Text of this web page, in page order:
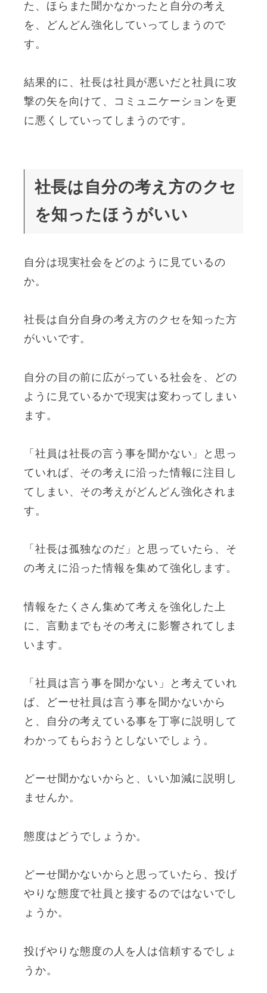
た、ほらまた聞かなかったと自分の考え
を、どんどん強化していってしまうので
す。
結果的に、社長は社員が悪いだと社員に攻
撃の矢を向けて、コミュニケーションを更
に悪くしていってしまうのです。
社長は自分の考え方のクセ
を知ったほうがいい
自分は現実社会をどのように見ているの
か。
社長は自分自身の考え方のクセを知った方
がいいです。
自分の目の前に広がっている社会を、どの
ように見ているかで現実は変わってしまい
ます。
「社員は社長の言う事を聞かない」と思っ
ていれば、その考えに沿った情報に注目し
てしまい、その考えがどんどん強化されま
す。
「社長は孤独なのだ」と思っていたら、そ
の考えに沿った情報を集めて強化します。
情報をたくさん集めて考えを強化した上
に、言動までもその考えに影響されてしま
います。
「社員は言う事を聞かない」と考えていれ
ば、どーせ社員は言う事を聞かないから
と、自分の考えている事を丁寧に説明して
わかってもらおうとしないでしょう。
どーせ聞かないからと、いい加減に説明し
ませんか。
態度はどうでしょうか。
どーせ聞かないからと思っていたら、投げ
やりな態度で社員と接するのではないでし
ょうか。
投げやりな態度の人を人は信頼するでしょ
うか。